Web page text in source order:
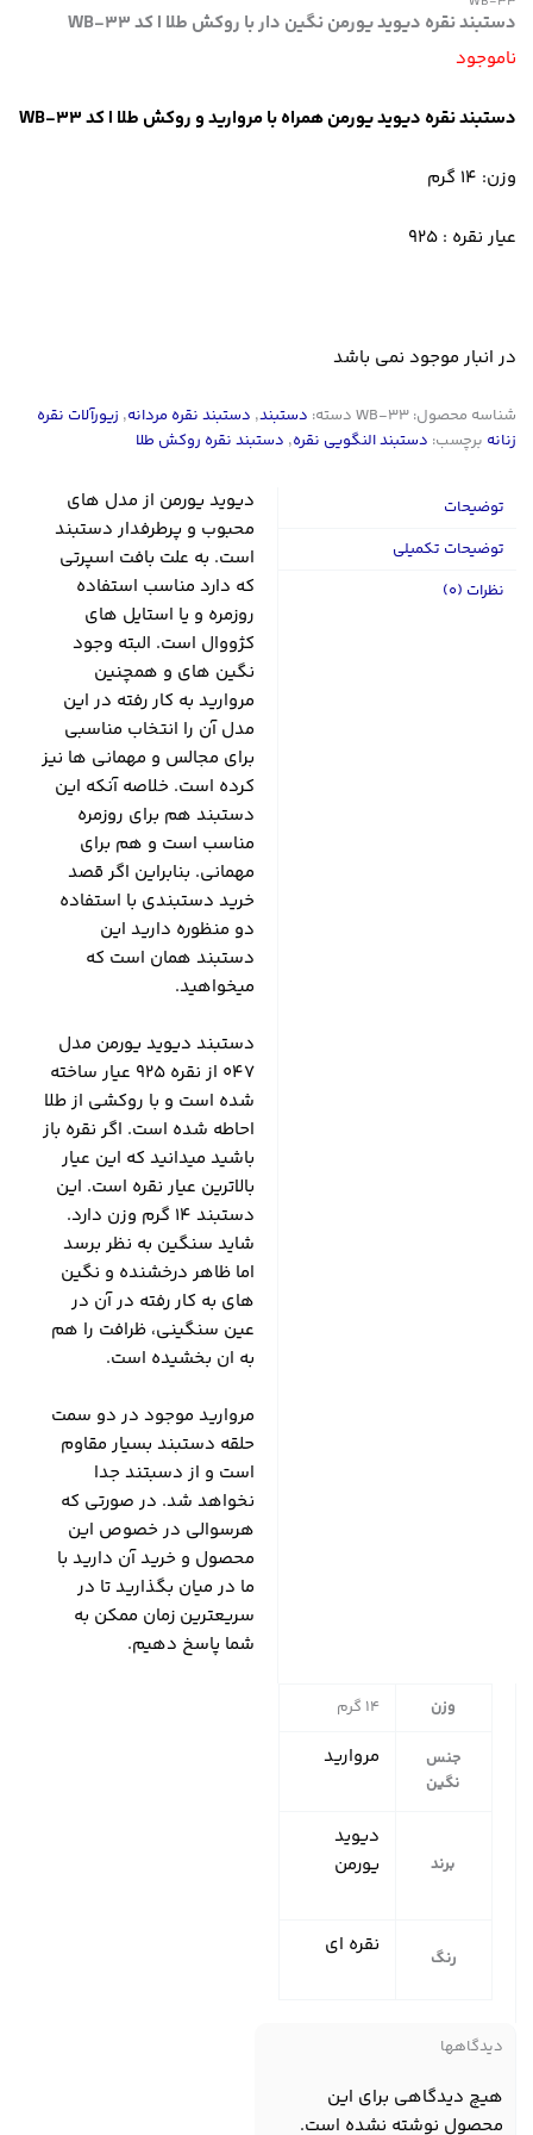
دستبند نقره دیوید یورمن نگین دار با روکش طلا | کد WB-33
ناموجود
دستبند نقره دیوید یورمن همراه با مروارید و روکش طلا | کد WB-33
وزن: 14 گرم
عیار نقره : 925
در انبار موجود نمی باشد
شناسه محصول: WB-33 دسته: دستبند, دستبند نقره مردانه, زیورآلات نقره
زنانه برچسب: دستبند النگویی نقره, دستبند نقره روکش طلا
توضیحات
توضیحات تکمیلی
نظرات (0)
دیوید یورمن از مدل های
محبوب و پرطرفدار دستبند
است. به علت بافت اسپرتی
که دارد مناسب استفاده
روزمره و یا استایل های
کژووال است. البته وجود
نگین های و همچنین
مروارید به کار رفته در این
مدل آن را انتخاب مناسبی
برای مجالس و مهمانی ها نیز
کرده است. خلاصه آنکه این
دستبند هم برای روزمره
مناسب است و هم برای
مهمانی. بنابراین اگر قصد
خرید دستبندی با استفاده
دو منظوره دارید این
دستبند همان است که
میخواهید.
دستبند دیوید یورمن مدل
047 از نقره 925 عیار ساخته
شده است و با روکشی از طلا
احاطه شده است. اگر نقره باز
باشید میدانید که این عیار
بالاترین عیار نقره است. این
دستبند 14 گرم وزن دارد.
شاید سنگین به نظر برسد
اما ظاهر درخشنده و نگین
های به کار رفته در آن در
عین سنگینی، ظرافت را هم
به ان بخشیده است.
مروارید موجود در دو سمت
حلقه دستبند بسیار مقاوم
است و از دسبتند جدا
نخواهد شد. در صورتی که
هرسوالی در خصوص این
محصول و خرید آن دارید با
ما در میان بگذارید تا در
سریعترین زمان ممکن به
شما پاسخ دهیم.
وزن 14 گرم
جنس
نگین
مروارید
برند
دیوید
یورمن
رنگ نقره ای
دیدگاهها
هیچ دیدگاهی برای این
محصول نوشته نشده است.